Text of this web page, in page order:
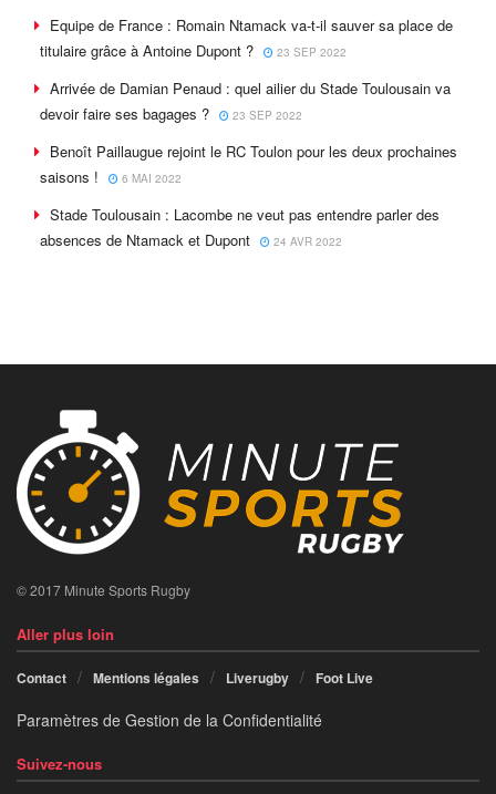
Equipe de France : Romain Ntamack va-t-il sauver sa place de
titulaire grâce à Antoine Dupont ?
23 SEP 2022
Arrivée de Damian Penaud : quel ailier du Stade Toulousain va
devoir faire ses bagages ?
23 SEP 2022
Benoît Paillaugue rejoint le RC Toulon pour les deux prochaines
saisons !
6 MAI 2022
Stade Toulousain : Lacombe ne veut pas entendre parler des
absences de Ntamack et Dupont
24 AVR 2022
© 2017 Minute Sports Rugby
Aller plus loin
Contact Mentions légales Liverugby Foot Live
Paramètres de Gestion de la Confidentialité
Suivez-nous